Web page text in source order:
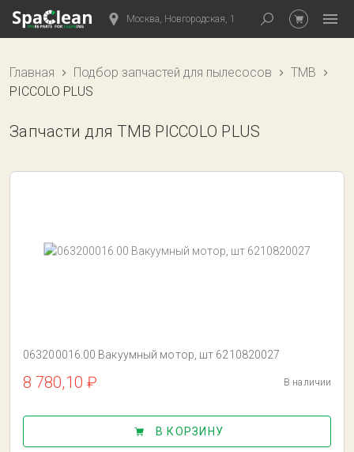
Москва, Новгородская, 1
Главная Подбор запчастей для пылесосов
TMB
PICCOLO PLUS
Запчасти для TMB PICCOLO PLUS
063200016.00 Вакуумный мотор, шт 6210820027
8 780,10 ₽ В наличии
В КОРЗИНУ